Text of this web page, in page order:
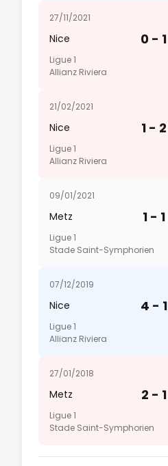
27/11/2021
Nice 0 - 1
Ligue 1
Allianz Riviera
21/02/2021
Nice 1 - 2
Ligue 1
Allianz Riviera
09/01/2021
Metz 1 - 1
Ligue 1
Stade Saint-Symphorien
07/12/2019
Nice 4 - 1
Ligue 1
Allianz Riviera
27/01/2018
Metz 2 - 1
Ligue 1
Stade Saint-Symphorien